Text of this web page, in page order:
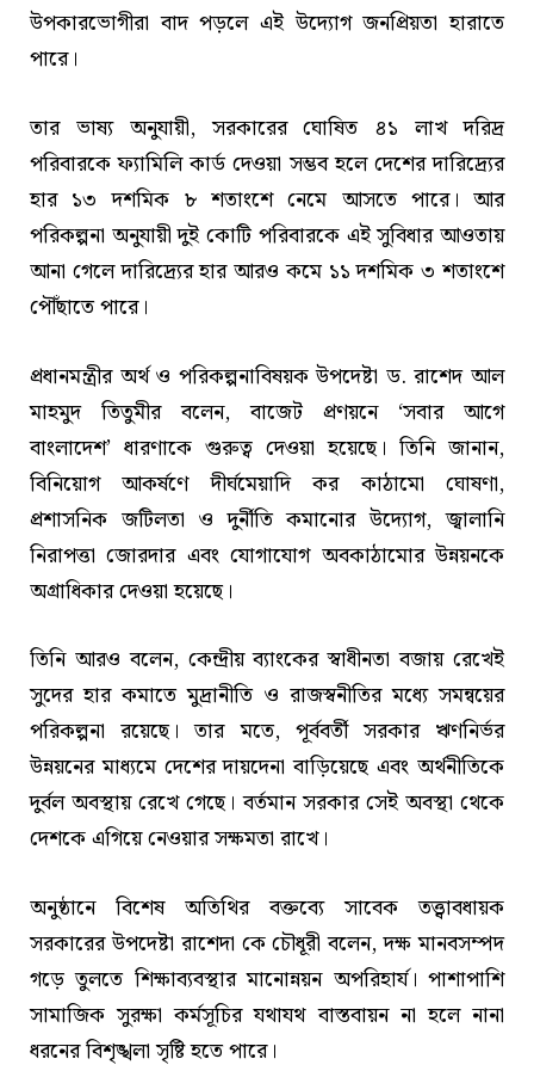
উপকারভোগীরা বাদ পড়লে এই উদ্যোগ জনপ্রিয়তা হারাতে
পারে।
তার ভাষ্য অনুযায়ী, সরকারের ঘোষিত ৪১ লাখ দরিদ্র
পরিবারকে ফ্যামিলি কার্ড দেওয়া সম্ভব হলে দেশের দারিদ্র্যের
হার ১৩ দশমিক ৮ শতাংশে নেমে আসতে পারে। আর
পরিকল্পনা অনুযায়ী দুই কোটি পরিবারকে এই সুবিধার আওতায়
আনা গেলে দারিদ্র্যের হার আরও কমে ১১ দশমিক ৩ শতাংশে
পৌঁছাতে পারে।
প্রধানমন্ত্রীর অর্থ ও পরিকল্পনাবিষয়ক উপদেষ্টা ড. রাশেদ আল
মাহমুদ তিতুমীর বলেন, বাজেট প্রণয়নে ‘সবার আগে
বাংলাদেশ’ ধারণাকে গুরুত্ব দেওয়া হয়েছে। তিনি জানান,
বিনিয়োগ আকর্ষণে দীর্ঘমেয়াদি কর কাঠামো ঘোষণা,
প্রশাসনিক জটিলতা ও দুর্নীতি কমানোর উদ্যোগ, জ্বালানি
নিরাপত্তা জোরদার এবং যোগাযোগ অবকাঠামোর উন্নয়নকে
অগ্রাধিকার দেওয়া হয়েছে।
তিনি আরও বলেন, কেন্দ্রীয় ব্যাংকের স্বাধীনতা বজায় রেখেই
সুদের হার কমাতে মুদ্রানীতি ও রাজস্বনীতির মধ্যে সমন্বয়ের
পরিকল্পনা রয়েছে। তার মতে, পূর্ববর্তী সরকার ঋণনির্ভর
উন্নয়নের মাধ্যমে দেশের দায়দেনা বাড়িয়েছে এবং অর্থনীতিকে
দুর্বল অবস্থায় রেখে গেছে। বর্তমান সরকার সেই অবস্থা থেকে
দেশকে এগিয়ে নেওয়ার সক্ষমতা রাখে।
অনুষ্ঠানে বিশেষ অতিথির বক্তব্যে সাবেক তত্ত্বাবধায়ক
সরকারের উপদেষ্টা রাশেদা কে চৌধূরী বলেন, দক্ষ মানবসম্পদ
গড়ে তুলতে শিক্ষাব্যবস্থার মানোন্নয়ন অপরিহার্য। পাশাপাশি
সামাজিক সুরক্ষা কর্মসূচির যথাযথ বাস্তবায়ন না হলে নানা
ধরনের বিশৃঙ্খলা সৃষ্টি হতে পারে।